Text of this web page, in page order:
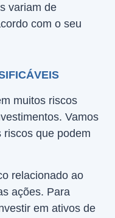
variam de
com o seu
muitos riscos
Vamos
que podem
relacionado ao
ações. Para
em ativos de